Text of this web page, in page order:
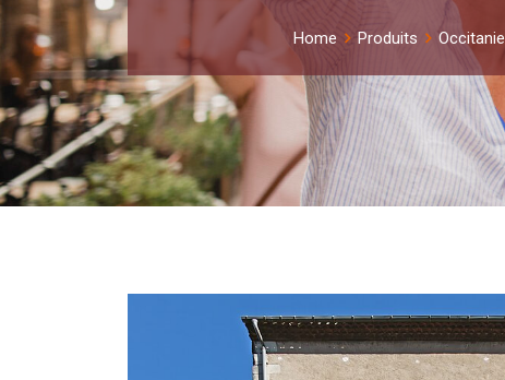
Home Produits Occitanie